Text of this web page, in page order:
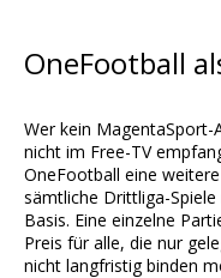
OneFootball
Wer kein MagentaSport-
nicht im Free-TV
OneFootball eine
sämtliche Drittliga-
Basis. Eine einzelne
Preis für alle, die nur
nicht langfristig binden